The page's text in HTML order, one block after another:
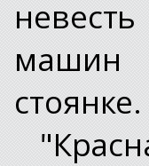
машин
стоянке.